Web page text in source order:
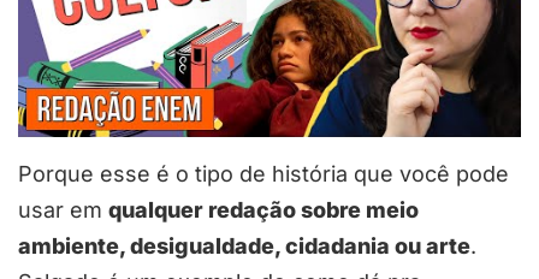
Porque esse é o tipo de história que você pode
usar em qualquer redação sobre meio
ambiente, desigualdade, cidadania ou arte.